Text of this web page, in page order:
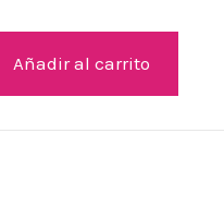
Añadir al carrito